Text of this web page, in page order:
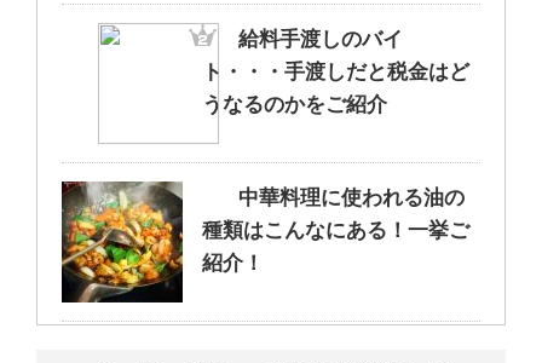
給料手渡しのバイ
ト・・・手渡しだと税金はど
うなるのかをご紹介
中華料理に使われる油の
種類はこんなにある！一挙ご
紹介！